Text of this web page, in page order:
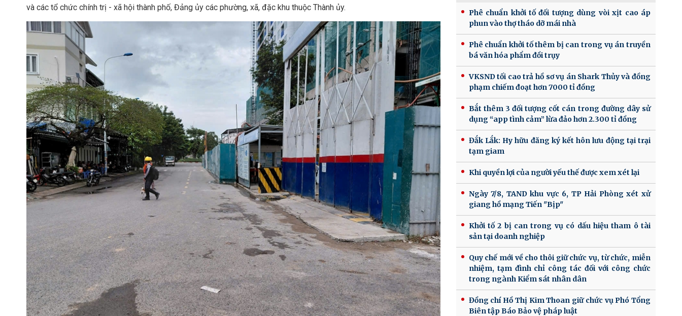
và các tổ chức chính trị - xã hội thành phố, Đảng ủy các phường, xã, đặc khu thuộc Thành ủy.
Phê chuẩn khởi tố đối tượng dùng vòi xịt cao áp
phun vào thợ tháo dỡ mái nhà
Phê chuẩn khởi tố thêm bị can trong vụ án truyền
bá văn hóa phẩm đồi trụy
VKSND tối cao trả hồ sơ vụ án Shark Thủy và đồng
phạm chiếm đoạt hơn 7000 tỉ đồng
Bắt thêm 3 đối tượng cốt cán trong đường dây sử
dụng “app tình cảm” lừa đảo hơn 2.300 tỉ đồng
Đắk Lắk: Hy hữu đăng ký kết hôn lưu động tại trại
tạm giam
Khi quyền lợi của người yếu thế được xem xét lại
Ngày 7/8, TAND khu vực 6, TP Hải Phòng xét xử
giang hồ mạng Tiến "Bịp"
Khởi tố 2 bị can trong vụ có dấu hiệu tham ô tài
sản tại doanh nghiệp
Quy chế mới về cho thôi giữ chức vụ, từ chức, miễn
nhiệm, tạm đình chỉ công tác đối với công chức
trong ngành Kiểm sát nhân dân
Đồng chí Hồ Thị Kim Thoan giữ chức vụ Phó Tổng
Biên tập Báo Bảo vệ pháp luật